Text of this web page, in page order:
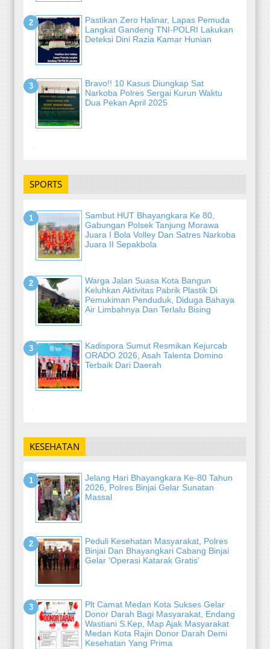
Pastikan Zero Halinar, Lapas Pemuda
Langkat Gandeng TNI-POLRI Lakukan
Deteksi Dini Razia Kamar Hunian
Bravo!! 10 Kasus Diungkap Sat
Narkoba Polres Sergai Kurun Waktu
Dua Pekan April 2025
-
SPORTS
Sambut HUT Bhayangkara Ke 80,
Gabungan Polsek Tanjung Morawa
Juara I Bola Volley Dan Satres Narkoba
Juara II Sepakbola
Warga Jalan Suasa Kota Bangun
Keluhkan Aktivitas Pabrik Plastik Di
Pemukiman Penduduk, Diduga Bahaya
Air Limbahnya Dan Terlalu Bising
Kadispora Sumut Resmikan Kejurcab
ORADO 2026, Asah Talenta Domino
Terbaik Dari Daerah
-
KESEHATAN
Jelang Hari Bhayangkara Ke-80 Tahun
2026, Polres Binjai Gelar Sunatan
Massal
Peduli Kesehatan Masyarakat, Polres
Binjai Dan Bhayangkari Cabang Binjai
Gelar 'Operasi Katarak Gratis'
Plt Camat Medan Kota Sukses Gelar
Donor Darah Bagi Masyarakat, Endang
Wastiani S.Kep, Map Ajak Masyarakat
Medan Kota Rajin Donor Darah Demi
Kesehatan Yang Prima